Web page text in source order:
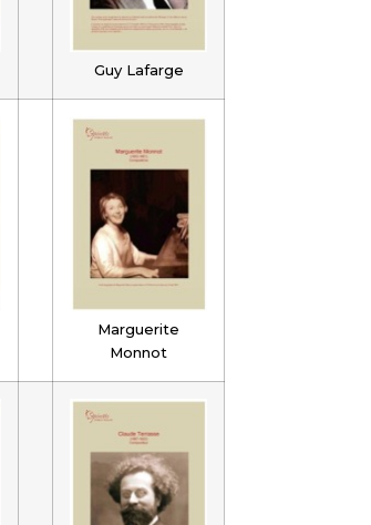
Guy Lafarge
Marguerite
Monnot